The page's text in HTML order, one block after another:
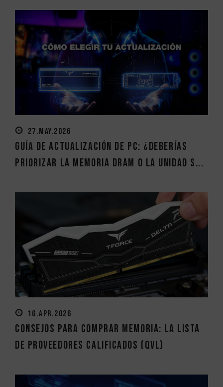
27.MAY.2026
Guía de actualización de PC: ¿Deberías
priorizar la memoria DRAM o la unidad S...
16.APR.2026
Consejos para Comprar Memoria: La Lista
de Proveedores Calificados (QVL)